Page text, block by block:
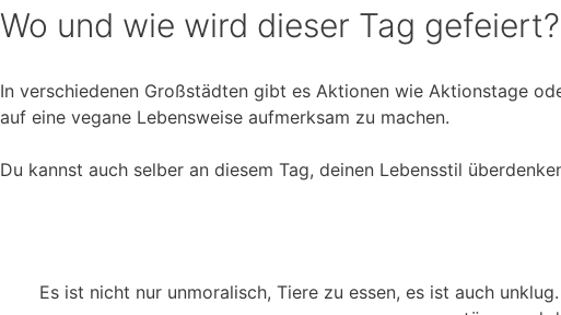
Wo und wie wird dieser Tag gefeiert?
In verschiedenen Großstädten gibt es Aktionen wie Aktionstage
auf eine vegane Lebensweise aufmerksam zu machen.
Du kannst auch selber an diesem Tag, deinen Lebensstil
Es ist nicht nur unmoralisch, Tiere zu essen, es ist auch